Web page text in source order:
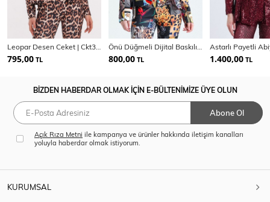
Leopar Desen Ceket | Ckt31787YN
795,00 TL
Önü Düğmeli Dijital Baskılı Scuba Ceket | Ckt33599
800,00 TL
Astarlı Payetli
1.400,00 TL
BİZDEN HABERDAR OLMAK İÇİN E-BÜLTENİMİZE ÜYE OLUN
Abone Ol
Açık Rıza Metni ile kampanya ve ürünler hakkında iletişim kanalları
yoluyla haberdar olmak istiyorum.
KURUMSAL